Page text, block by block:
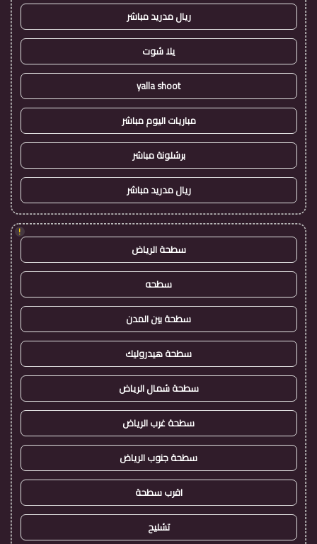
ريال مدريد مباشر
يلا شوت
yalla shoot
مباريات اليوم مباشر
برشلونة مباشر
ريال مدريد مباشر
!
سطحة الرياض
سطحه
سطحة بين المدن
سطحة هيدروليك
سطحة شمال الرياض
سطحة غرب الرياض
سطحة جنوب الرياض
اقرب سطحة
تشليح